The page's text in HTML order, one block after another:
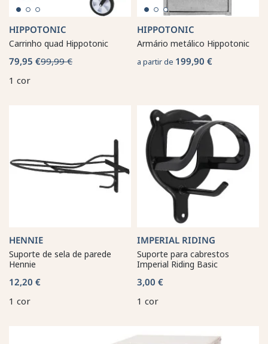
HIPPOTONIC
Carrinho quad Hippotonic
79,95 €99,99 €
1 cor
HIPPOTONIC
Armário metálico Hippotonic
a partir de 199,90 €
HENNIE
Suporte de sela de parede
Hennie
12,20 €
1 cor
IMPERIAL RIDING
Suporte para cabrestos
Imperial Riding Basic
3,00 €
1 cor